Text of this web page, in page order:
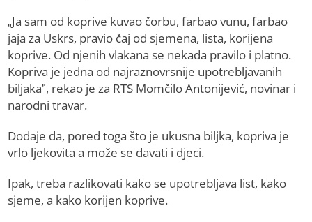
„Ja sam od koprive kuvao čorbu, farbao vunu, farbao
jaja za Uskrs, pravio čaj od sjemena, lista, korijena
koprive. Od njenih vlakana se nekada pravilo i platno.
Kopriva je jedna od najraznovrsnije upotrebljavanih
biljaka”, rekao je za RTS Momčilo Antonijević, novinar i
narodni travar.
Dodaje da, pored toga što je ukusna biljka, kopriva je
vrlo ljekovita a može se davati i djeci.
Ipak, treba razlikovati kako se upotrebljava list, kako
sjeme, a kako korijen koprive.